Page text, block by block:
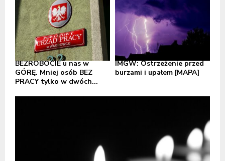
BEZROBOCIE u nas w
GÓRĘ. Mniej osób BEZ
PRACY tylko w dwóch...
IMGW: Ostrzeżenie przed
burzami i upałem [MAPA]